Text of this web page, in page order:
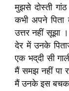
मुझसे दोस्ती
कभी अपने
उत्तर नहीं सूझा
देर में उनके
एक भद्‌दी सी
मैं समझ नहीं पा
मैं उनके इस